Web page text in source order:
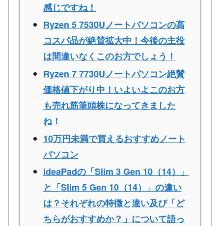
感じですね！
Ryzen 5 7530Uノートパソコンの高
コスパ品が絶賛拡大中！今後の主役
は間違いなくこのお方でしょう！
Ryzen 7 7730Uノートパソコン絶賛
価格値下がり中！いよいよこのお方
も売れ筋筆頭株になってきました
ね！
10万円未満で買えるおすすめノート
パソコン
ideaPadの「Slim 3 Gen 10（14）」
と「Slim 5 Gen 10（14）」の違い
は？それぞれの特徴と違い及び「ど
ちらがおすすめか？」について語っ